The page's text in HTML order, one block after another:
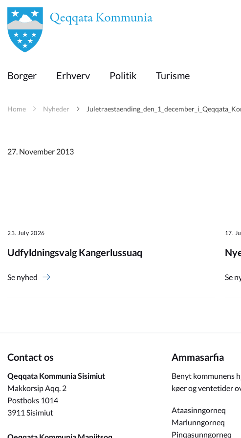
en
Borger
Erhverv
Turisme
Om_kommunen
Borger Erhverv Politik Turisme
Home Nyheder
27. November 2013
23. July 2026
Udfyldningsvalg Kangerlussuaq
Se nyhed
17.
Se
Contact os
Qeqqata Kommunia Sisimiut
Makkorsip Aqq. 2
Postboks 1014
3911 Sisimiut
Ammasarfia
Benyt kommunens
køer og ventetider
Ataasinngorneq
Marlunngorneq
Pinqasunngorneq